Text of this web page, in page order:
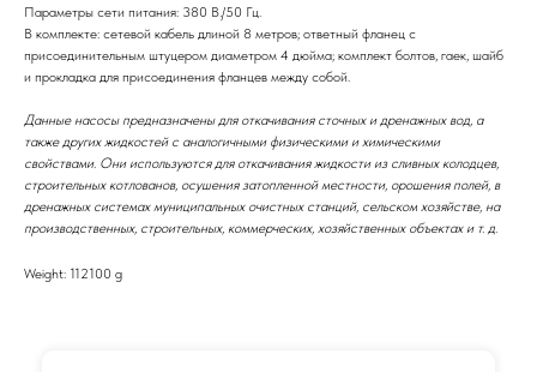
Параметры сети питания: 380 В./50 Гц.
В комплекте: сетевой кабель длиной 8 метров; ответный фланец с
присоединительным штуцером диаметром 4 дюйма; комплект болтов, гаек, шайб
и прокладка для присоединения фланцев между собой.
Данные насосы предназначены для откачивания сточных и дренажных вод, а
также других жидкостей с аналогичными физическими и химическими
свойствами. Они используются для откачивания жидкости из сливных колодцев,
строительных котлованов, осушения затопленной местности, орошения полей, в
дренажных системах муниципальных очистных станций, сельском хозяйстве, на
производственных, строительных, коммерческих, хозяйственных объектах и т. д.
Weight: 112100 g